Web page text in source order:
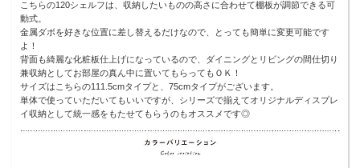
こちらの120シェルフは、収納したいものの高さに合わせて棚板が調節できる可
動式。
金属ダボを好きな位置に差し替えるだけなので、とっても簡単に変更可能です
よ！
背面も綺麗な化粧板仕上げになっているので、ダイニングとリビングの間仕切り
兼収納としてお部屋の真ん中に置いてもらってもＯＫ！
サイズはこちらの111.5cmタイプと、75cmタイプがございます。
単体で使っていただいてもいいですが、シリーズで揃えてオリジナルディスプレ
イ収納として統一感をもたせてもらうのもオススメです◎